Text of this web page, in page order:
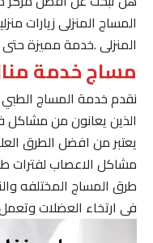
المساج المنزلى زيارات
المنزلى .خدمة مميزة حتى
مساج خدمة منازل ٢٤ ساعة
نقدم خدمة المساج الطبي
الذين يعانون من مشاكل
يعتبر من افضل الطرق
مشاكل الاعصاب لفترات
طرق المساج المختلفه
فى ارتخاء العضلات وتعمل